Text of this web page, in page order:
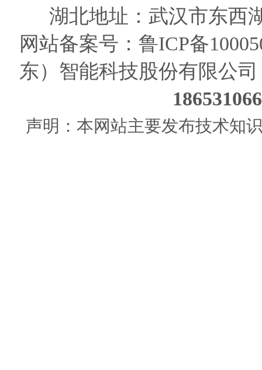
湖北地址：武汉市东西
网站备案号： 鲁ICP备
东）智能科技股份有限公司
声明：本网站主要发布技术知